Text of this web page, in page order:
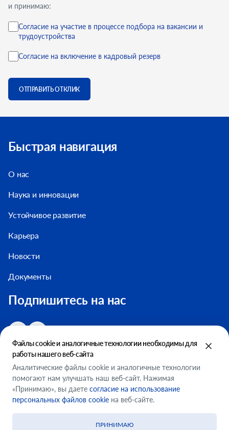
и принимаю:
Согласие на участие в процессе подбора на вакансии и
трудоустройства
Согласие на включение в кадровый резерв
ОТПРАВИТЬ ОТКЛИК
Быстрая навигация
О нас
Наука и инновации
Устойчивое развитие
Карьера
Новости
Документы
Подпишитесь на нас
Настройки файлов cookie
Условия использования
ООО "ФМСМ"
Файлы cookie и аналогичные технологии необходимы для
работы нашего веб-сайта
Аналитические файлы cookie и аналогичные технологии
помогают нам улучшать наш веб-сайт. Нажимая
«Принимаю», вы даете согласие на использование
персональных файлов cookie на веб-сайте.
ПРИНИМАЮ